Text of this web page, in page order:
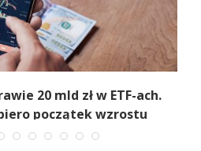
20 mld zł w ETF-ach.
początek wzrostu